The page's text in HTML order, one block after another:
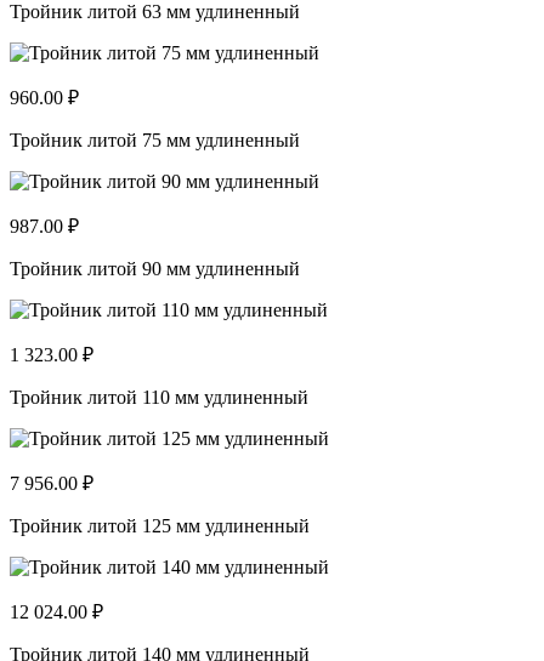
Тройник литой 63 мм удлиненный
960.00 ₽
Тройник литой 75 мм удлиненный
987.00 ₽
Тройник литой 90 мм удлиненный
1 323.00 ₽
Тройник литой 110 мм удлиненный
7 956.00 ₽
Тройник литой 125 мм удлиненный
12 024.00 ₽
Тройник литой 140 мм удлиненный